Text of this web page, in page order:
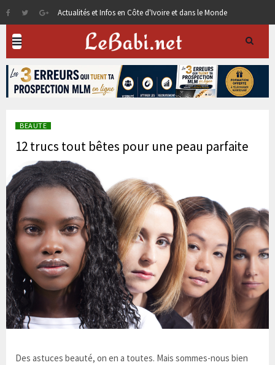
Actualités et Infos en Côte d'Ivoire et dans le Monde
BEAUTE
12 trucs tout bêtes pour une peau parfaite
Des astuces beauté, on en a toutes. Mais sommes-nous bien